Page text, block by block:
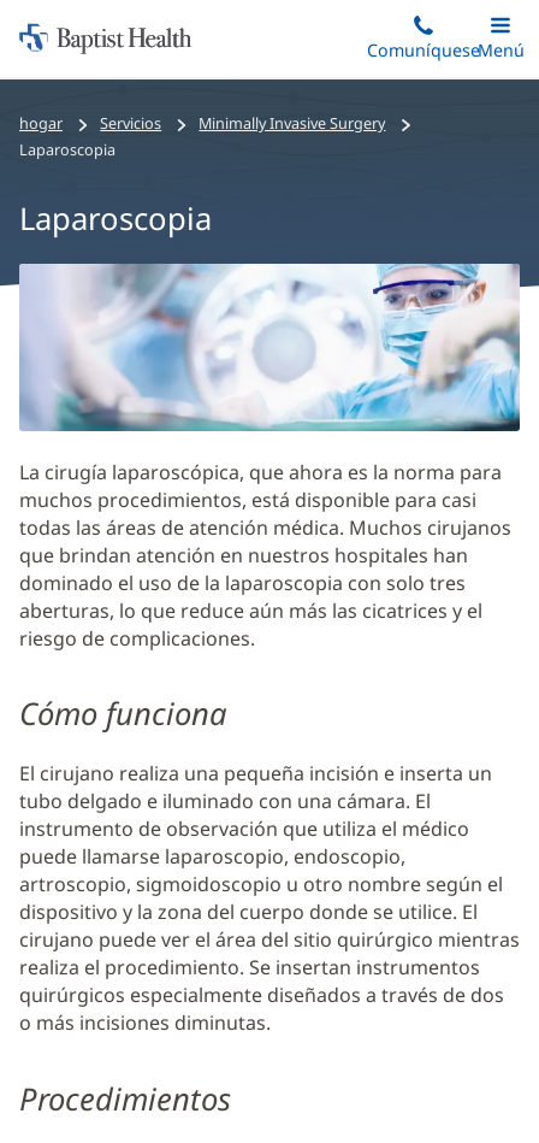
al
principal
Iniciar:
Baptist
ComuníqueseMenú
hogar Servicios
Minimally Invasive Surgery
Laparoscopia
Laparoscopia
Contenido
principal
de
laparoscopia
La cirugía laparoscópica, que ahora es la norma para
muchos procedimientos, está disponible para casi
todas las áreas de atención médica. Muchos cirujanos
que brindan atención en nuestros hospitales han
dominado el uso de la laparoscopia con solo tres
aberturas, lo que reduce aún más las cicatrices y el
riesgo de complicaciones.
Cómo funciona
El cirujano realiza una pequeña incisión e inserta un
tubo delgado e iluminado con una cámara. El
instrumento de observación que utiliza el médico
puede llamarse laparoscopio, endoscopio,
artroscopio, sigmoidoscopio u otro nombre según el
dispositivo y la zona del cuerpo donde se utilice. El
cirujano puede ver el área del sitio quirúrgico mientras
realiza el procedimiento. Se insertan instrumentos
quirúrgicos especialmente diseñados a través de dos
o más incisiones diminutas.
Procedimientos